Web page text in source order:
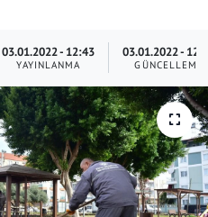
03.01.2022 - 12:43
YAYINLANMA
03.01.2022 -
GÜNCELLEME